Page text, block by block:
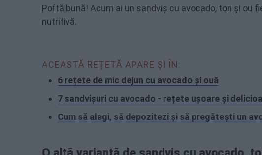
Poftă bună! Acum ai un sandviș cu avocado, ton și ou
nutritivă.
ACEASTĂ REȚETĂ APARE ȘI ÎN:
6 rețete de mic dejun cu avocado și ouă
7 sandvișuri cu avocado - rețete ușoare și
Cum să alegi, să depozitezi și să pregătești un